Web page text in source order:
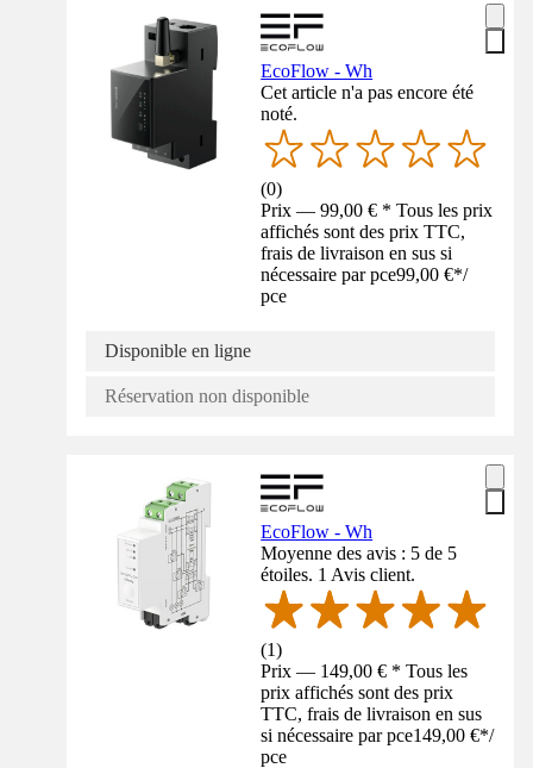
EcoFlow - Wh
Cet article n'a pas encore été
noté.
(0)
Prix — 99,00 € * Tous les prix
affichés sont des prix TTC,
frais de livraison en sus si
nécessaire par pce99,00 €*/
pce
Disponible en ligne
Réservation non disponible
EcoFlow - Wh
Moyenne des avis : 5 de 5
étoiles. 1 Avis client.
(1)
Prix — 149,00 € * Tous les
prix affichés sont des prix
TTC, frais de livraison en sus
si nécessaire par pce149,00 €*/
pce